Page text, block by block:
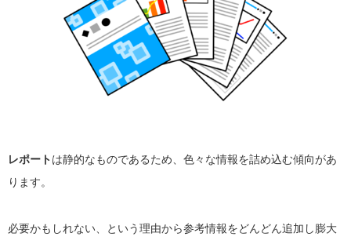
レポートは静的なものであるため、色々な情報を詰め込む傾向があ
ります。
必要かもしれない、という理由から参考情報をどんどん追加し膨大